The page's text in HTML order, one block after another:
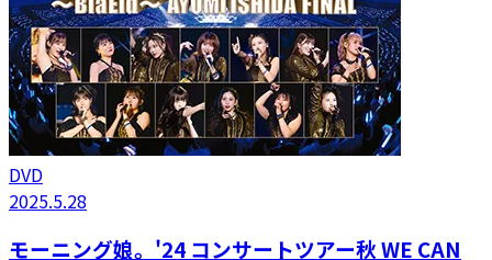
DVD
2025.5.28
モーニング娘。'24 コンサートツアー秋 WE CAN